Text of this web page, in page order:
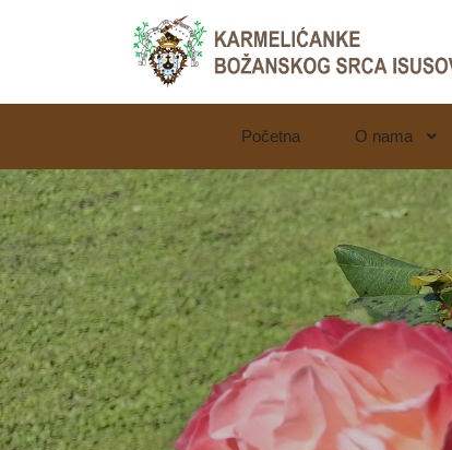
LjekarnaCroatia.com
Početna O nama